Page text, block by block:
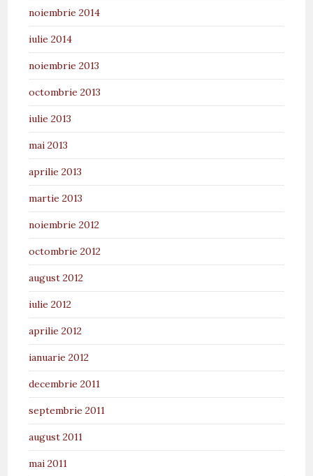
noiembrie 2014
iulie 2014
noiembrie 2013
octombrie 2013
iulie 2013
mai 2013
aprilie 2013
martie 2013
noiembrie 2012
octombrie 2012
august 2012
iulie 2012
aprilie 2012
ianuarie 2012
decembrie 2011
septembrie 2011
august 2011
mai 2011